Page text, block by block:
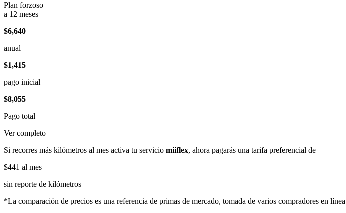
Plan forzoso
a 12 meses
$6,640
anual
$1,415
pago inicial
$8,055
Pago total
Ver completo
Si recorres más kilómetros al mes activa tu servicio miiflex, ahora pagarás una tarifa preferencial de
$441 al mes
sin reporte de kilómetros
*La comparación de precios es una referencia de primas de mercado, tomada de varios compradores en